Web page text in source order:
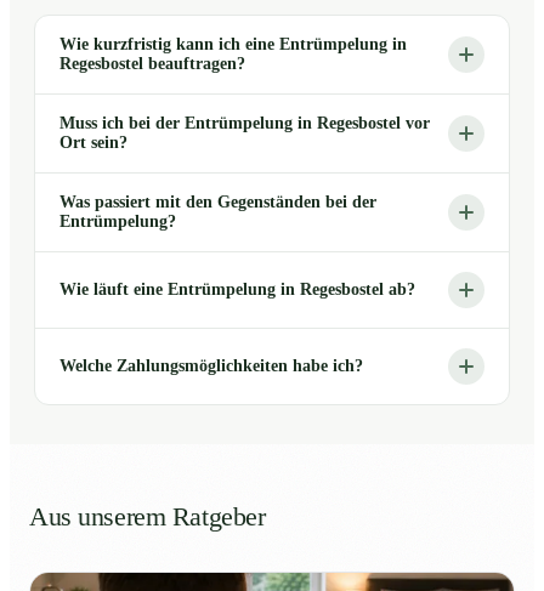
Wie kurzfristig kann ich eine Entrümpelung in
Regesbostel beauftragen?
Muss ich bei der Entrümpelung in Regesbostel vor
Ort sein?
Was passiert mit den Gegenständen bei der
Entrümpelung?
Wie läuft eine Entrümpelung in Regesbostel ab?
Welche Zahlungsmöglichkeiten habe ich?
Aus unserem Ratgeber